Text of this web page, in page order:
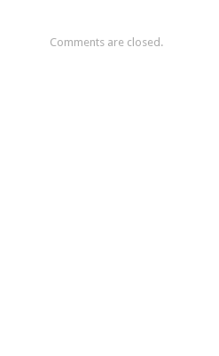
Comments are closed.